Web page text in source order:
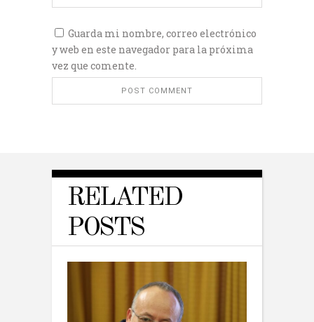
Guarda mi nombre, correo electrónico
y web en este navegador para la próxima
vez que comente.
RELATED
POSTS